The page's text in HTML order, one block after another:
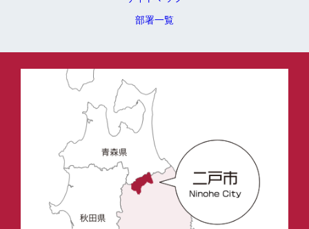
部署一覧